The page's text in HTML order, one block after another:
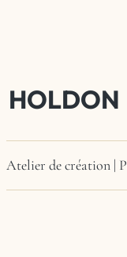
HOLDON
Atelier de création |